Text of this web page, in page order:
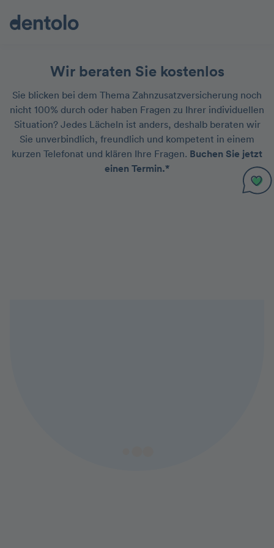
Wir beraten Sie kostenlos
Sie blicken bei dem Thema Zahnzusatzversicherung noch
nicht 100% durch oder haben Fragen zu Ihrer individuellen
Situation? Jedes Lächeln ist anders, deshalb beraten wir
Sie unverbindlich, freundlich und kompetent in einem
kurzen Telefonat und klären Ihre Fragen. Buchen Sie jetzt
einen Termin.*